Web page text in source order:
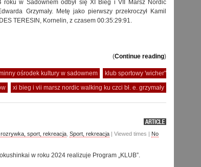
w Sadownem odbył się XI Bieg i VII Marsz Nordic
Grzymały. Metę jako pierwszy przekroczył Kamil
TERESIN, Kornelin, z czasem 00:35:29:91.
(Continue reading)
ośrodek kultury w sadownem
klub sportowy 'wicher"
xi bieg i vii marsz nordic walking ku czci bł. e. grzymały
rozrywka, sport, rekreacja Sport, rekreacja | Viewed times | No
w roku 2024 realizuje Program „KLUB”.